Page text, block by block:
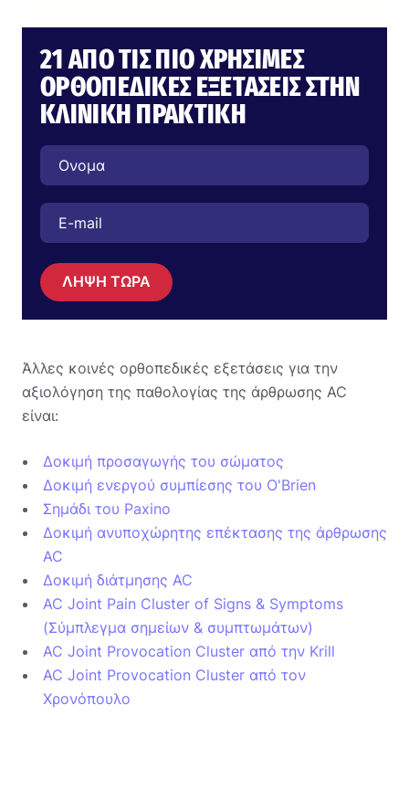
21 ΑΠΌ ΤΙΣ ΠΙΟ ΧΡΉΣΙΜΕΣ
ΟΡΘΟΠΕΔΙΚΈΣ ΕΞΕΤΆΣΕΙΣ ΣΤΗΝ
ΚΛΙΝΙΚΉ ΠΡΑΚΤΙΚΉ
ΛΗΨΗ ΤΩΡΑ
Άλλες κοινές ορθοπεδικές εξετάσεις για την
αξιολόγηση της παθολογίας της άρθρωσης AC
είναι:
Δοκιμή προσαγωγής του σώματος
Δοκιμή ενεργού συμπίεσης του O'Brien
Σημάδι του Paxino
Δοκιμή ανυποχώρητης επέκτασης της άρθρωσης
AC
Δοκιμή διάτμησης AC
AC Joint Pain Cluster of Signs & Symptoms
(Σύμπλεγμα σημείων & συμπτωμάτων)
AC Joint Provocation Cluster από την Krill
AC Joint Provocation Cluster από τον
Χρονόπουλο